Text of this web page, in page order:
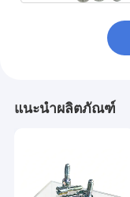
แนะนำผลิตภัณฑ์